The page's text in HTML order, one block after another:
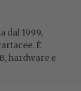
dal 1999,
È
hardware e